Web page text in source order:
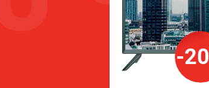
-